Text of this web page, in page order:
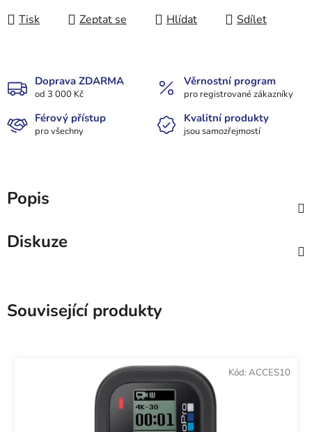
Tisk Zeptat se Hlídat Sdílet
Doprava ZDARMA
od 3 000 Kč
Věrnostní program
pro registrované zákazníky
Férový přístup
pro všechny
Kvalitní produkty
jsou samozřejmostí
Popis
Diskuze
Související produkty
Kód: ACCES10